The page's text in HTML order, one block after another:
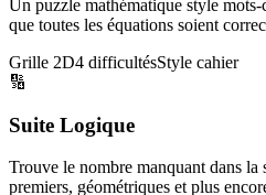
Un puzzle mathématique style
que toutes les équations soient
Grille 2D4 difficultésStyle cahier
🔢
Suite Logique
Trouve le nombre manquant dans
premiers, géométriques et plus